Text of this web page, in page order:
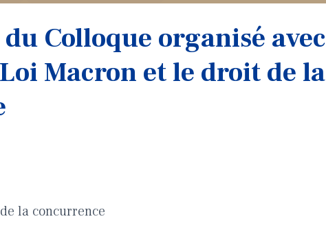
Colloque organisé avec
Macron et le droit de la
la concurrence